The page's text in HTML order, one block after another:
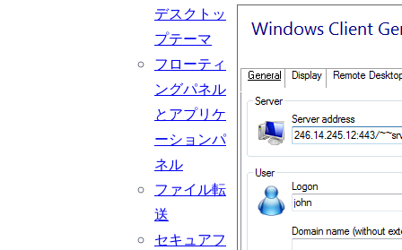
デスクトッ
プテーマ
フローティ
ングパネル
とアプリケ
ーションパ
ネル
ファイル転
送
セキュアフ